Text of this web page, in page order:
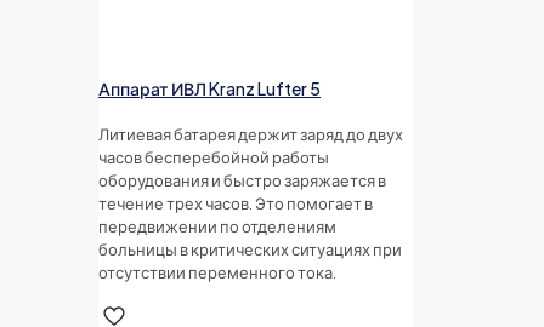
Аппарат ИВЛ Kranz Lufter 5
Литиевая батарея держит заряд до двух
часов бесперебойной работы
оборудования и быстро заряжается в
течение трех часов. Это помогает в
передвижении по отделениям
больницы в критических ситуациях при
отсутствии переменного тока.